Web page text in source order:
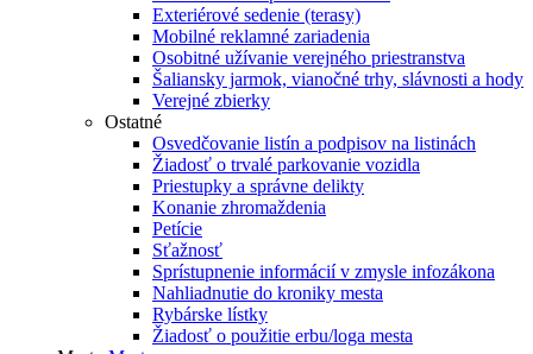
Exteriérové sedenie (terasy)
Mobilné reklamné zariadenia
Osobitné užívanie verejného priestranstva
Šaliansky jarmok, vianočné trhy, slávnosti a hody
Verejné zbierky
Ostatné
Osvedčovanie listín a podpisov na listinách
Žiadosť o trvalé parkovanie vozidla
Priestupky a správne delikty
Konanie zhromaždenia
Petície
Sťažnosť
Sprístupnenie informácií v zmysle infozákona
Nahliadnutie do kroniky mesta
Rybárske lístky
Žiadosť o použitie erbu/loga mesta